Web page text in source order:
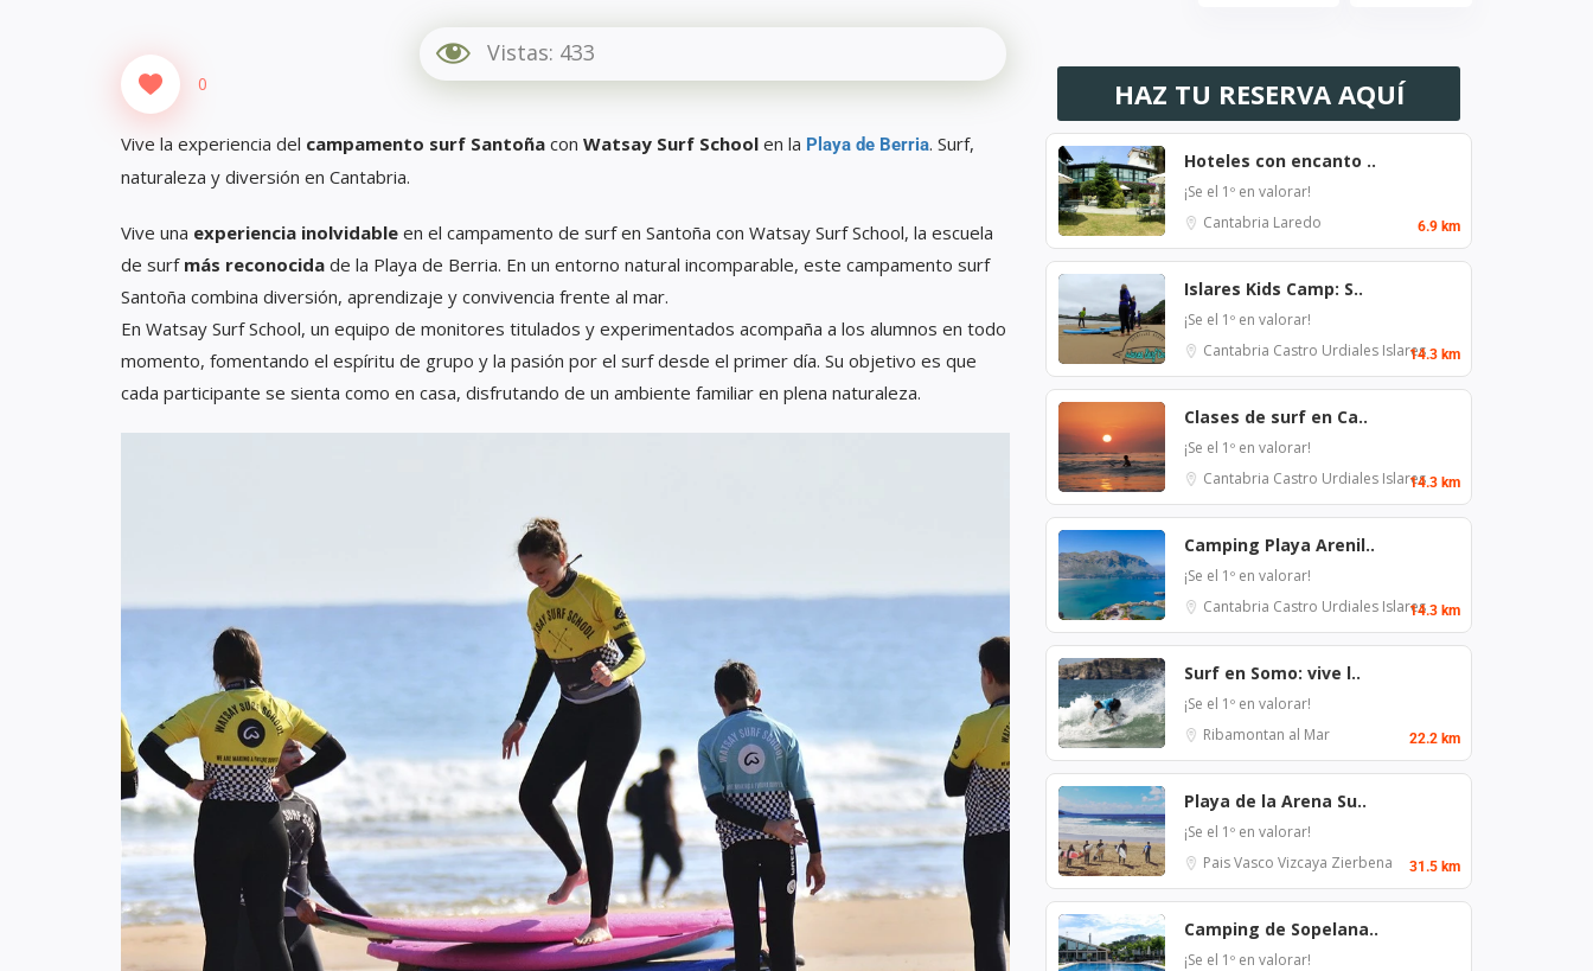
0
Vistas: 433
Vive la experiencia del campamento surf Santoña con Watsay Surf School en la Playa de Berria. Surf,
naturaleza y diversión en Cantabria.
Vive una experiencia inolvidable en el campamento de surf en Santoña con Watsay Surf School, la escuela
de surf más reconocida de la Playa de Berria. En un entorno natural incomparable, este campamento surf
Santoña combina diversión, aprendizaje y convivencia frente al mar.
En Watsay Surf School, un equipo de monitores titulados y experimentados acompaña a los alumnos en todo
momento, fomentando el espíritu de grupo y la pasión por el surf desde el primer día. Su objetivo es que
cada participante se sienta como en casa, disfrutando de un ambiente familiar en plena naturaleza.
HAZ TU RESERVA AQUÍ
Hoteles con encanto ..
¡Se el 1º en valorar!
Cantabria Laredo 6.9 km
Islares Kids Camp: S..
¡Se el 1º en valorar!
Cantabria Castro Urdiales Islares14.3 km
Clases de surf en Ca..
¡Se el 1º en valorar!
Cantabria Castro Urdiales Islares14.3 km
Camping Playa Arenil..
¡Se el 1º en valorar!
Cantabria Castro Urdiales Islares14.3 km
Surf en Somo: vive l..
¡Se el 1º en valorar!
Ribamontan al Mar
22.2 km
Playa de la Arena Su..
¡Se el 1º en valorar!
Pais Vasco Vizcaya Zierbena 31.5 km
Camping de Sopelana..
¡Se el 1º en valorar!